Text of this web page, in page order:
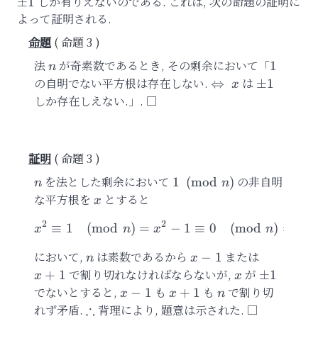
よって証明される.
命題 3
法 n
n が奇素数であるとき, その剰余において「1
1
の自明でない平方根は存在しない. \Leftrightarrow\
⇔ x は \pm{1}
±1
しか存在しえない.」.
命題 3
n
n を法とした剰余において 1\pmod{n}
1 (mod n) の非自明
な平方根を x
x とすると
x^2\equiv
x2 ≡ 1 (mod n) = x2 − 1 ≡ 0 (mod n) =
において, n
n は素数であるから x-
1
x − 1 またはx+1
x + 1 で割り切れなければならないが, x
x が \pm{1}
±1
でないとすると, x-
1
x − 1 も x+1
x + 1 もn
n で割り切
れず矛盾. \therefore
∴ 背理により, 題意は示された.